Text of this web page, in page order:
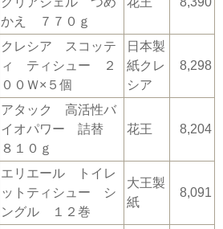
かえ ７７０ｇ
クレシア スコッテ
ィ ティシュー ２
００Ｗ×５個
日本製
紙クレ
シア
8,298
アタック 高活性バ
イオパワー 詰替
８１０ｇ
花王 8,204
エリエール トイレ
ットティシュー シ
ングル １２巻
大王製
紙
8,091